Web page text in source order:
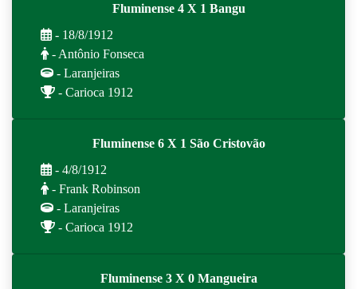
Fluminense 4 X 1 Bangu
- 18/8/1912
- Antônio Fonseca
- Laranjeiras
- Carioca 1912
Fluminense 6 X 1 São Cristovão
- 4/8/1912
- Frank Robinson
- Laranjeiras
- Carioca 1912
Fluminense 3 X 0 Mangueira